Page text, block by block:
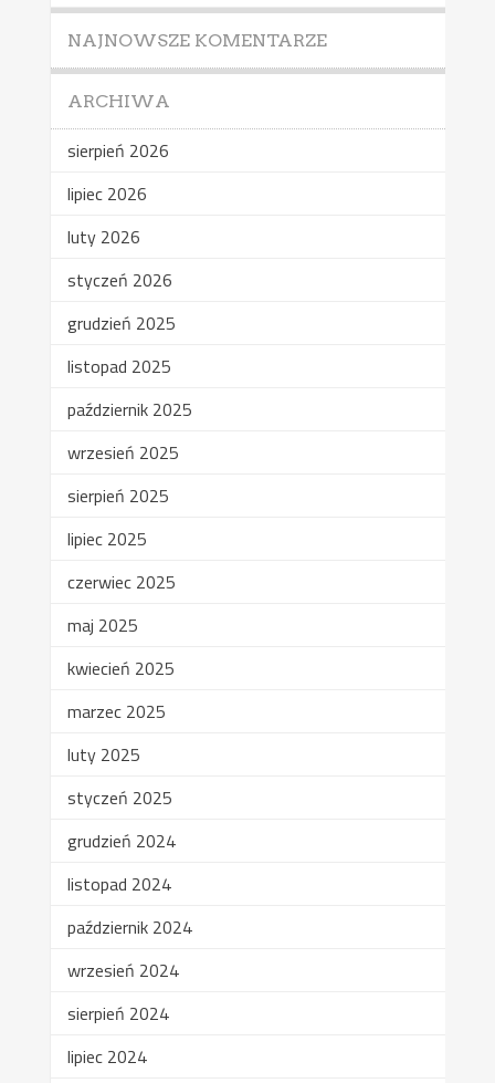
NAJNOWSZE KOMENTARZE
ARCHIWA
sierpień 2026
lipiec 2026
luty 2026
styczeń 2026
grudzień 2025
listopad 2025
październik 2025
wrzesień 2025
sierpień 2025
lipiec 2025
czerwiec 2025
maj 2025
kwiecień 2025
marzec 2025
luty 2025
styczeń 2025
grudzień 2024
listopad 2024
październik 2024
wrzesień 2024
sierpień 2024
lipiec 2024